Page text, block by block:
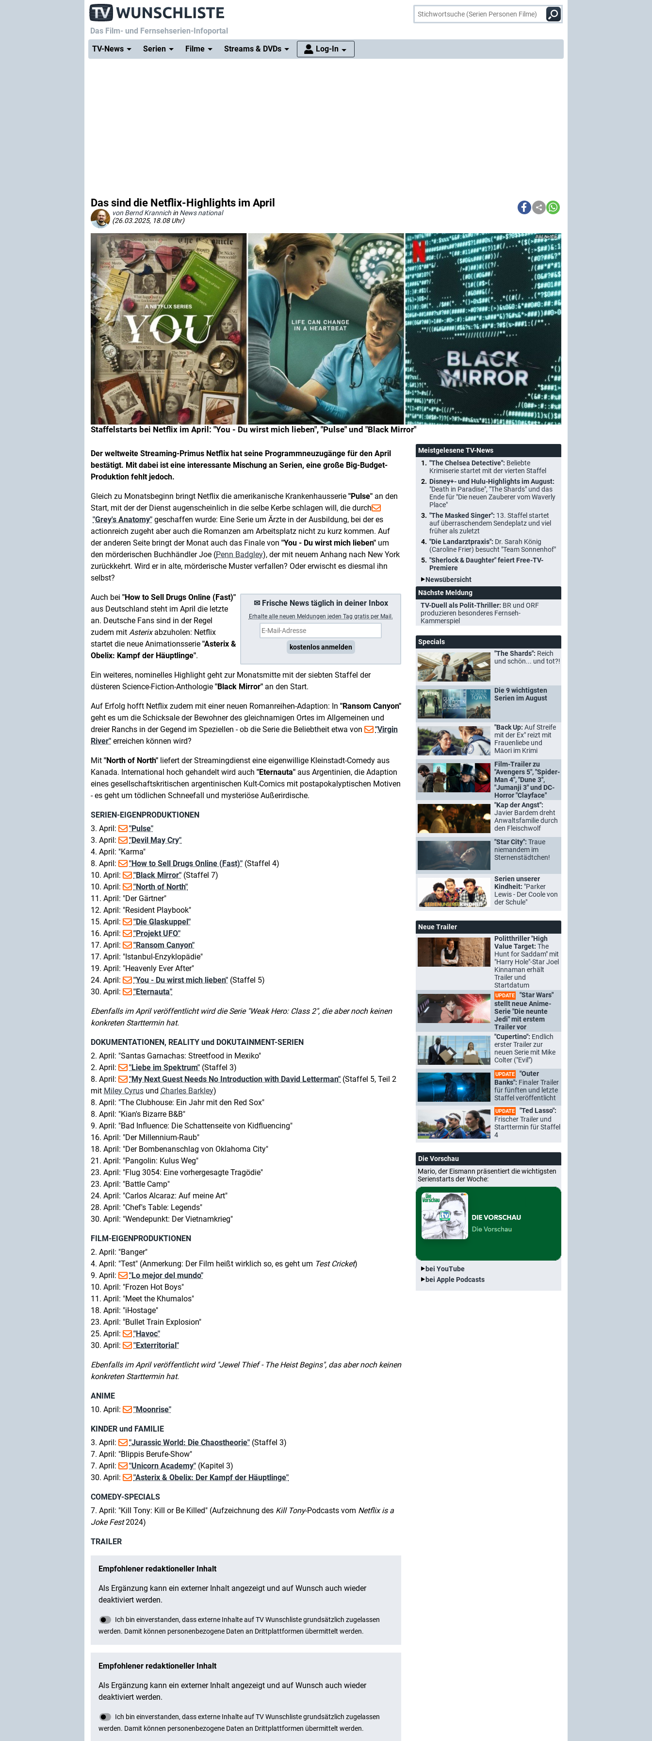
Das Film- und Fernsehserien-Infoportal
TV-News
Serien Filme Streams & DVDs Log-In
Das sind die Netflix-Highlights im April
von Bernd Krannich in News national
(26.03.2025, 18.08 Uhr)
Staffelstarts bei Netflix im April: "You - Du wirst mich lieben", "Pulse" und "Black Mirror"
Netflix
Der weltweite Streaming-Primus Netflix hat seine Programmneuzugänge für den April
bestätigt. Mit dabei ist eine interessante Mischung an Serien, eine große Big-Budget-
Produktion fehlt jedoch.
Gleich zu Monatsbeginn bringt Netflix die amerikanische Krankenhausserie "Pulse" an den
Start, mit der der Dienst augenscheinlich in die selbe Kerbe schlagen will, die durch
"Grey's Anatomy" geschaffen wurde: Eine Serie um Ärzte in der Ausbildung, bei der es
actionreich zugeht aber auch die Romanzen am Arbeitsplatz nicht zu kurz kommen. Auf
der anderen Seite bringt der Monat auch das Finale von "You - Du wirst mich lieben" um
den mörderischen Buchhändler Joe (Penn Badgley), der mit neuem Anhang nach New York
zurückkehrt. Wird er in alte, mörderische Muster verfallen? Oder erwischt es diesmal ihn
selbst?
✉ Frische News täglich in deiner Inbox
Erhalte a lle neuen Meldungen jeden Tag gratis per Mail.
kostenlos anmelden
Auch bei "How to Sell Drugs Online (Fast)"
aus Deutschland steht im April die letzte
an. Deutsche Fans sind in der Regel
zudem mit Asterixabzuholen: Netflix
startet die neue Animationsserie "Asterix &
Obelix: Kampf der Häuptlinge".
Ein weiteres, nominelles Highlight geht zur Monatsmitte mit der siebten Staffel der
düsteren Science-Fiction-Anthologie "Black Mirror" an den Start.
Auf Erfolg hofft Netflix zudem mit einer neuen Romanreihen-Adaption: In "Ransom Canyon"
geht es um die Schicksale der Bewohner des gleichnamigen Ortes im Allgemeinen und
dreier Ranchs in der Gegend im Speziellen - ob die Serie die Beliebtheit etwa von
"Virgin
River" erreichen können wird?
Mit "North of North" liefert der Streamingdienst eine eigenwillige Kleinstadt-Comedy aus
Kanada. International hoch gehandelt wird auch "Eternauta" aus Argentinien, die Adaption
eines gesellschaftskritischen argentinischen Kult-Comics mit postapokalyptischen Motiven
- es geht um tödlichen Schneefall und mysteriöse Außerirdische.
SERIEN-EIGENPRODUKTIONEN
3. April:
"Pulse"
3. April:
"Devil May Cry"
4. April: "Karma"
8. April:
"How to Sell Drugs Online (Fast)" (Staffel 4)
10. April:
"Black Mirror" (Staffel 7)
10. April:
"North of North"
11. April: "Der Gärtner"
12. April: "Resident Playbook"
15. April:
"Die Glaskuppel"
16. April:
"Projekt UFO"
17. April:
"Ransom Canyon"
17. April: "Istanbul-Enzyklopädie"
19. April: "Heavenly Ever After"
24. April:
"You - Du wirst mich lieben" (Staffel 5)
30. April:
"Eternauta"
Ebenfalls im April veröffentlicht wird die Serie "Weak Hero: Class 2", die aber noch keinen
konkreten Starttermin hat.
DOKUMENTATIONEN, REALITY und DOKUTAINMENT-SERIEN
2. April: "Santas Garnachas: Streetfood in Mexiko"
2. April:
"Liebe im Spektrum" (Staffel 3)
8. April:
"My Next Guest Needs No Introduction with David Letterman" (Staffel 5, Teil 2
mit Miley Cyrus und Charles Barkley)
8. April: "The Clubhouse: Ein Jahr mit den Red Sox"
8. April: "Kian's Bizarre B&B"
9. April: "Bad Influence: Die Schattenseite von Kidfluencing"
16. April: "Der Millennium-Raub"
18. April: "Der Bombenanschlag von Oklahoma City"
21. April: "Pangolin: Kulus Weg"
23. April: "Flug 3054: Eine vorhergesagte Tragödie"
23. April: "Battle Camp"
24. April: "Carlos Alcaraz: Auf meine Art"
28. April: "Chef's Table: Legends"
30. April: "Wendepunkt: Der Vietnamkrieg"
FILM-EIGENPRODUKTIONEN
2. April: "Banger"
4. April: "Test" (Anmerkung: Der Film heißt wirklich so, es geht um Test Cricket)
9. April:
"Lo mejor del mundo"
10. April: "Frozen Hot Boys"
11. April: "Meet the Khumalos"
18. April: "iHostage"
23. April: "Bullet Train Explosion"
25. April:
"Havoc"
30. April:
"Exterritorial"
Ebenfalls im April veröffentlicht wird "Jewel Thief - The Heist Begins", das aber noch keinen
konkreten Starttermin hat.
ANIME
10. April:
"Moonrise"
KINDER und FAMILIE
3. April:
"Jurassic World: Die Chaostheorie" (Staffel 3)
7. April: "Blippis Berufe-Show"
7. April:
"Unicorn Academy" (Kapitel 3)
30. April:
"Asterix & Obelix: Der Kampf der Häuptlinge"
COMEDY-SPECIALS
7. April: "Kill Tony: Kill or Be Killed" (Aufzeichnung des Kill Tony-Podcasts vom Netflix is a
Joke Fest2024)
TRAILER
Meistgelesene TV-News
"The Chelsea Detective": Beliebte
Krimiserie startet mit der vierten Staffel
Disney+- und Hulu-Highlights im August:
"Death in Paradise", "The Shards" und das
Ende für "Die neuen Zauberer vom Waverly
Place"
"The Masked Singer": 13. Staffel startet
auf überraschendem Sendeplatz und viel
früher als zuletzt
"Die Landarztpraxis": Dr. Sarah König
(Caroline Frier) besucht "Team Sonnenhof"
"Sherlock & Daughter" feiert Free-TV-
Premiere
Newsübersicht
Nächste Meldung
TV-Duell als Polit-Thriller: BR und ORF
produzieren besonderes Fernseh-
Kammerspiel
Specials
"The Shards": Reich
und schön... und tot?!
Die 9 wichtigsten
Serien im August
"Back Up: Auf Streife
mit der Ex" reizt mit
Frauenliebe und
Māori im Krimi
Film-Trailer zu
"Avengers 5", "Spider-
Man 4", "Dune 3",
"Jumanji 3" und DC-
Horror "Clayface"
"Kap der Angst":
Javier Bardem dreht
Anwaltsfamilie durch
den Fleischwolf
"Star City": Traue
niemandem im
Sternenstädtchen!
Serien unserer
Kindheit: "Parker
Lewis - Der Coole von
der Schule"
Neue Trailer
Politthriller "High
Value Target: The
Hunt for Saddam" mit
"Harry Hole"-Star Joel
Kinnaman erhält
Trailer und
Startdatum
UPDATE
"Star Wars"
stellt neue Anime-
Serie "Die neunte
Jedi" mit erstem
Trailer vor
"Cupertino": Endlich
erster Trailer zur
neuen Serie mit Mike
Colter ("Evil")
UPDATE
"Outer
Banks": Finaler Trailer
für fünften und letzte
Staffel veröffentlicht
UPDATE
"Ted Lasso":
Frischer Trailer und
Starttermin für Staffel
4
Die Vorschau
Mario, der Eismann präsentiert die wichtigsten
Serienstarts der Woche:
bei YouTube
bei Apple Podcasts